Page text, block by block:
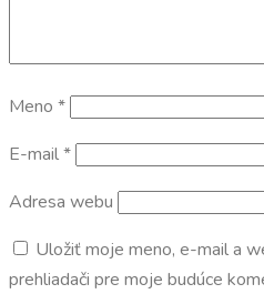
Meno *
E-mail*
Adresa webu
Uložiť moje meno, e-mail a
prehliadači pre moje budúce